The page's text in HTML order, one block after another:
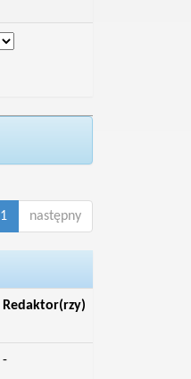
1 następny
Redaktor(rzy)
-